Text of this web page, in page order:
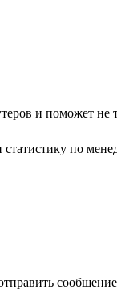
и поможет не
по
сообщение